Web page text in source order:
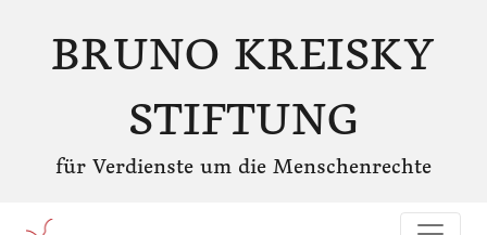
BRUNO KREISKY
STIFTUNG
für Verdienste um die Menschenrechte